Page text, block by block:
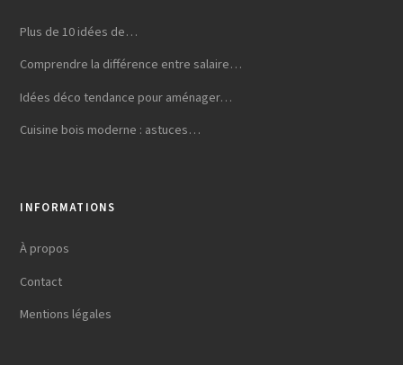
Plus de 10 idées de…
Comprendre la différence entre salaire…
Idées déco tendance pour aménager…
Cuisine bois moderne : astuces…
INFORMATIONS
À propos
Contact
Mentions légales